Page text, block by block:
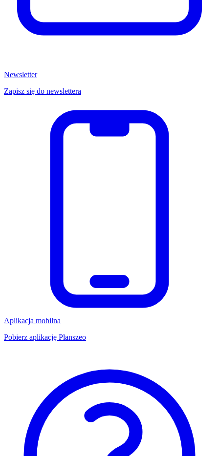
Newsletter
Zapisz się do newslettera
Aplikacja mobilna
Pobierz aplikację Planszeo